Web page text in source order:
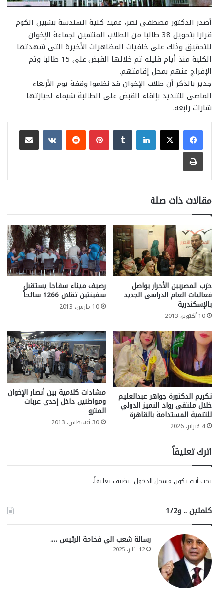
أصدر الدكتور مصطفى نصر، عميد كلية الهندسة بشبين الكوم
قرارا بتحويل 38 طالبا من الطلاب المنتمين لجماعة الإخوان
للتحقيق وذلك على خلفيات المظاهرات الأخيرة التى شهدتها
الكلية منذ أيام قليله تم خلالها القبض على 15 طالبا وتم
الإفراج عنهم بمحل إقامتهم.
جدير بالذكر أن طلاب الإخوان قد نظموا وقفة يوم الأربعاء
الماضى للتنديد بإلقاء القبض على الطالبة شيماء لحيازتها
شارات رابعة.
لينكدإن بينتيريست
مشاركة عبر البريد
طباعة
مقالات ذات صلة
حزب المصريين الأحرار يواصل
فعاليات العام الدراسى الجديد
بالإسكندرية
10 أكتوبر، 2013
رصيف ميناء سفاجا يستقبل
سفينتين تقلان 1266 سائحاً
10 مارس، 2013
تكريم الدكتورة جواهر عبدالعليم
خلال ملتقى رواد التميز الدولي
للتنمية المستدامة بالقاهرة
4 فبراير، 2026
مشادات كلامية بين أنصار الإخوان
ومواطنين داخل إحدى عربات
المترو
30 أغسطس، 2013
اترك تعليقاً
يجب أنت تكون مسجل الدخول لتضيف تعليقاً.
كلمتين .. و1/2
رسالة شعب الي فخامة الرئيس ….
12 يناير، 2025